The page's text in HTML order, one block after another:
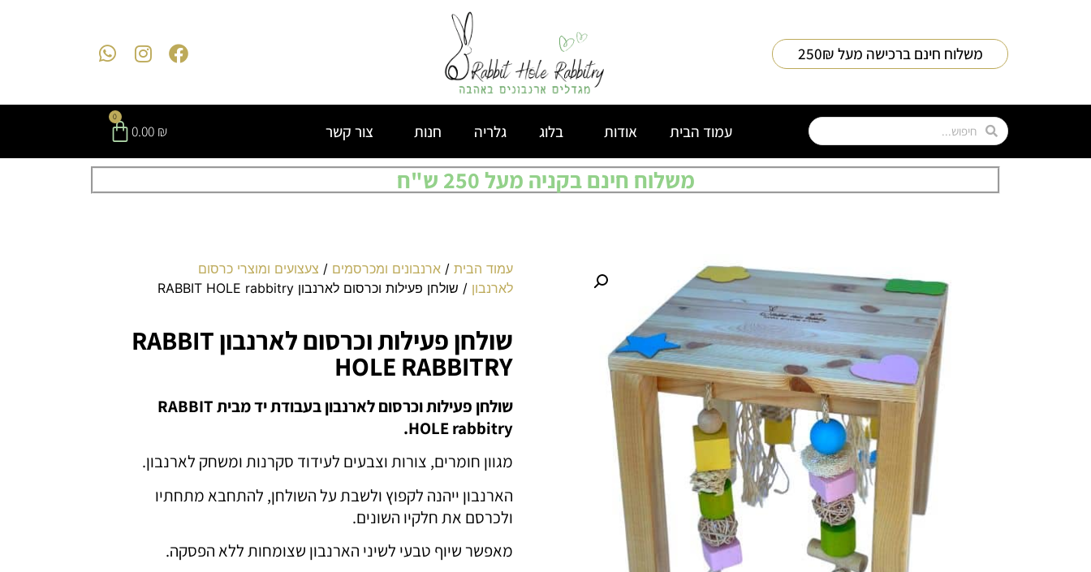
משלוח חינם ברכישה מעל 250₪
עמוד הבית אודות בלוג גלריה חנות צור קשר 0.00 ₪
0
משלוח חינם בקניה מעל 250 ש"ח
עמוד הבית/ ארנבונים ומכרסמים / צעצועים ומוצרי כרסום
לארנבון / שולחן פעילות וכרסום לארנבון RABBIT HOLE rabbitry
שולחן פעילות וכרסום לארנבון RABBIT
HOLE RABBITRY
שולחן פעילות וכרסום לארנבון בעבודת יד מבית RABBIT
HOLE rabbitry.
מגוון חומרים, צורות וצבעים לעידוד סקרנות ומשחק לארנבון.
הארנבון ייהנה לקפוץ ולשבת על השולחן, להתחבא מתחתיו
ולכרסם את חלקיו השונים.
מאפשר שיוף טבעי לשיני הארנבון שצומחות ללא הפסקה.